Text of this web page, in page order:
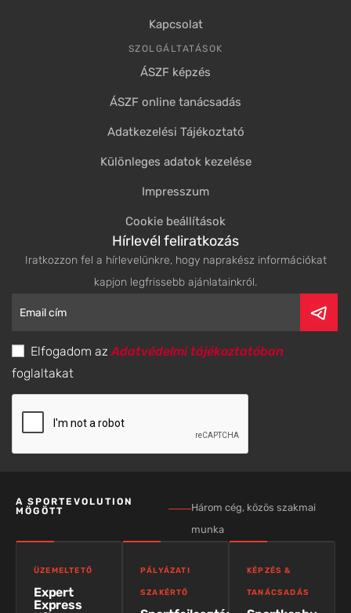
Kapcsolat
SZOLGÁLTATÁSOK
ÁSZF képzés
ÁSZF online tanácsadás
Adatkezelési Tájékoztató
Különleges adatok kezelése
Impresszum
Cookie beállítások
Hírlevél feliratkozás
Iratkozzon fel a hírlevelünkre, hogy naprakész információkat
kapjon legfrissebb ajánlatainkról.
Elfogadom azAdatvédelmi tájékoztatóban
foglaltakat
A SPORTEVOLUTION
MÖGÖTT
Három cég, közös szakmai
munka
ÜZEMELTETŐ
Expert
Express
PÁLYÁZATI
SZAKÉRTŐ
KÉPZÉS &
TANÁCSADÁS